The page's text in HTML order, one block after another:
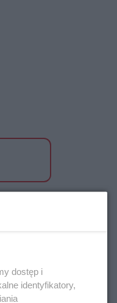
dostęp i
identyfikatory,